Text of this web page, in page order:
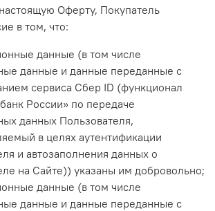
Оферту, Покупатель
в том, что:
данные (в том числе
данные и данные переданные с
сервиса Сбер ID (функционал
России» по передаче
данных Пользователя,
в целях аутентификации
и автозаполнения данных о
на Сайте)) указаны им добровольно;
данные (в том числе
данные и данные переданные с